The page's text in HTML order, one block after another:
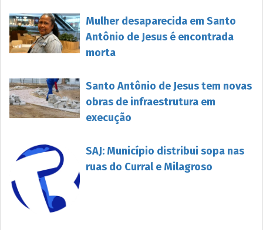
Mulher desaparecida em Santo
Antônio de Jesus é encontrada
morta
Santo Antônio de Jesus tem novas
obras de infraestrutura em
execução
SAJ: Município distribui sopa nas
ruas do Curral e Milagroso